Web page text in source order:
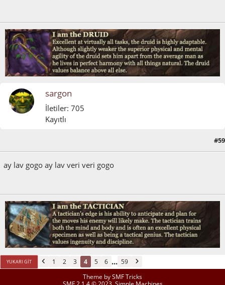
sargon
İletiler: 705
Kayıtlı
#59
ay lav gogo ay lav veri veri gogo
YUKARI GIT 1 2 3 4 5 6 ... 59
Theme bySMF Tricks